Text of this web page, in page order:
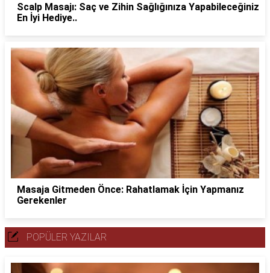
Scalp Masajı: Saç ve Zihin Sağlığınıza Yapabileceğiniz
En İyi Hediye..
Masaja Gitmeden Önce: Rahatlamak İçin Yapmanız
Gerekenler
POPÜLER YAZILAR